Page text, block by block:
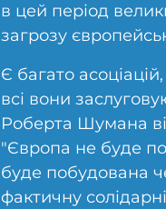
в цей період
загрозу
Є багато
всі вони
Роберта Шумана
"Європа не буде
буде побудована
фактичну